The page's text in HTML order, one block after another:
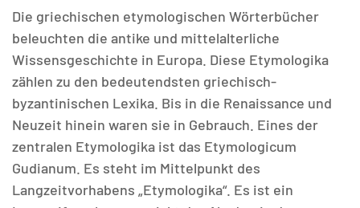
Die griechischen etymologischen Wörterbücher
beleuchten die antike und mittelalterliche
Wissensgeschichte in Europa. Diese Etymologika
zählen zu den bedeutendsten griechisch-
byzantinischen Lexika. Bis in die Renaissance und
Neuzeit hinein waren sie in Gebrauch. Eines der
zentralen Etymologika ist das Etymologicum
Gudianum. Es steht im Mittelpunkt des
Langzeitvorhabens „Etymologika“. Es ist ein